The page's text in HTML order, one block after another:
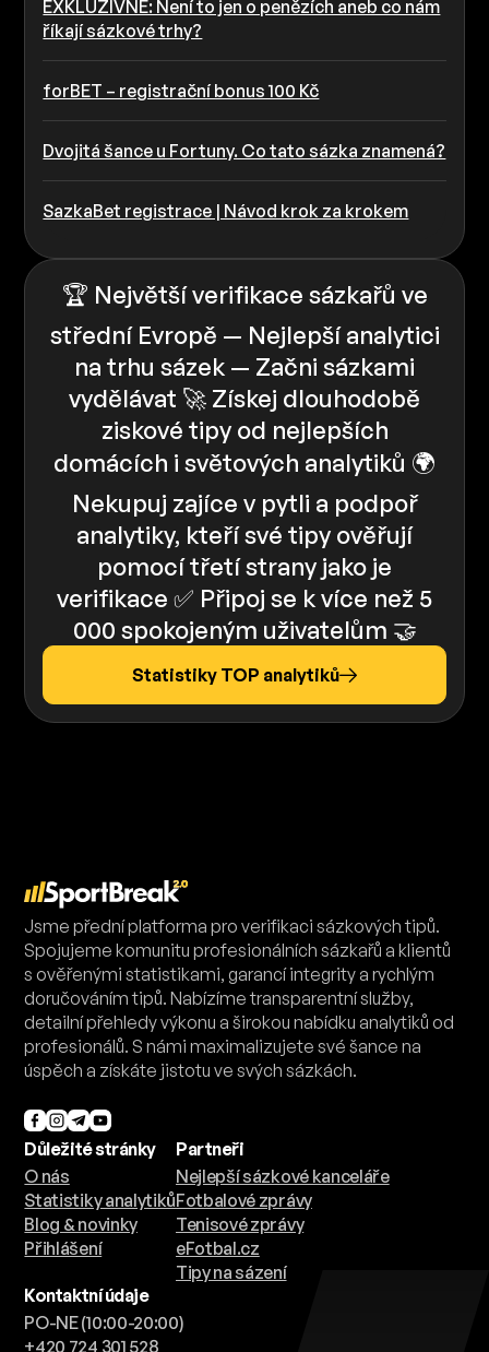
EXKLUZIVNĚ: Není to jen o penězích aneb co nám
říkají sázkové trhy?
forBET – registrační bonus 100 Kč
Dvojitá šance u Fortuny. Co tato sázka znamená?
SazkaBet registrace | Návod krok za krokem
🏆 Největší verifikace sázkařů ve
střední Evropě — Nejlepší analytici
na trhu sázek — Začni sázkami
vydělávat 🚀 Získej dlouhodobě
ziskové tipy od nejlepších
domácích i světových analytiků 🌍
Nekupuj zajíce v pytli a podpoř
analytiky, kteří své tipy ověřují
pomocí třetí strany jako je
verifikace ✅️️ Připoj se k více než 5
000 spokojeným uživatelům 🤝
Statistiky TOP analytiků
Jsme přední platforma pro verifikaci sázkových tipů.
Spojujeme komunitu profesionálních sázkařů a klientů
s ověřenými statistikami, garancí integrity a rychlým
doručováním tipů. Nabízíme transparentní služby,
detailní přehledy výkonu a širokou nabídku analytiků od
profesionálů. S námi maximalizujete své šance na
úspěch a získáte jistotu ve svých sázkách.
Důležité stránky
O nás
Statistiky analytiků
Blog & novinky
Přihlášení
Partneři
Nejlepší sázkové kanceláře
Fotbalové zprávy
Tenisové zprávy
eFotbal.cz
Tipy na sázení
Kontaktní údaje
PO-NE (10:00-20:00)
+420 724 301 528